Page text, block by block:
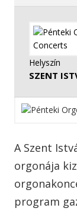
Helyszín
SZENT
A Szent
orgonája
program